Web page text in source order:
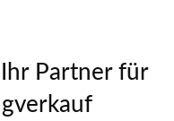
Partner für